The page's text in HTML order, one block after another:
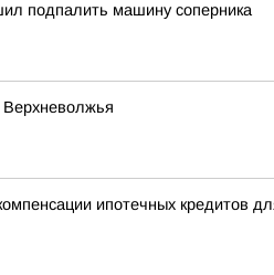
подпалить машину соперника
ипотечных кредитов